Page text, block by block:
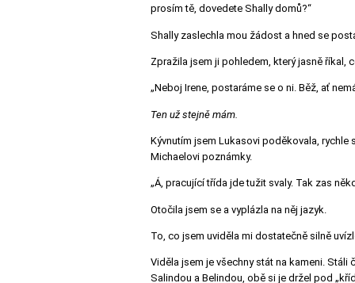
prosím tě, dovedete Shally domů?“
Shally zaslechla mou žádost a hned se
Zpražila jsem ji pohledem, který jasně říkal,
„Neboj Irene, postaráme se o ni. Běž, ať
Ten už stejně mám.
Kývnutím jsem Lukasovi poděkovala, rychle
Michaelovi poznámky.
„Á, pracující třída jde tužit svaly. Tak zas
Otočila jsem se a vyplázla na něj jazyk.
To, co jsem uviděla mi dostatečně silně
Viděla jsem je všechny stát na kameni.
Salindou a Belindou, obě si je držel pod